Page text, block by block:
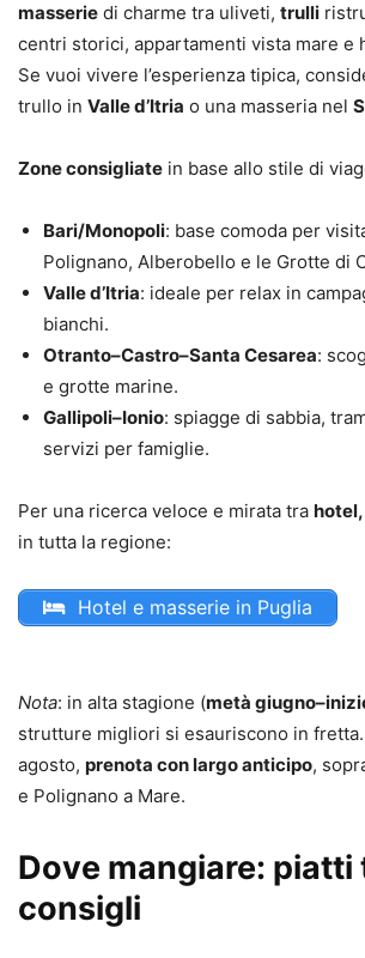
masserie di charme tra uliveti, trulli
centri storici, appartamenti vista mare e
Se vuoi vivere l’esperienza tipica,
trullo in Valle d’Itria o una masseria nel
Zone consigliate in base allo stile di
Bari/Monopoli: base comoda per
Polignano, Alberobello e le Grotte di
Valle d’Itria: ideale per relax in
bianchi.
Otranto–Castro–Santa Cesarea:
e grotte marine.
Gallipoli–Ionio: spiagge di sabbia,
servizi per famiglie.
Per una ricerca veloce e mirata tra
in tutta la regione:
Hotel e masserie in Puglia
Nota: in alta stagione (metà
strutture migliori si esauriscono in
agosto, prenota con largo anticipo,
e Polignano a Mare.
Dove mangiare: piatti
consigli